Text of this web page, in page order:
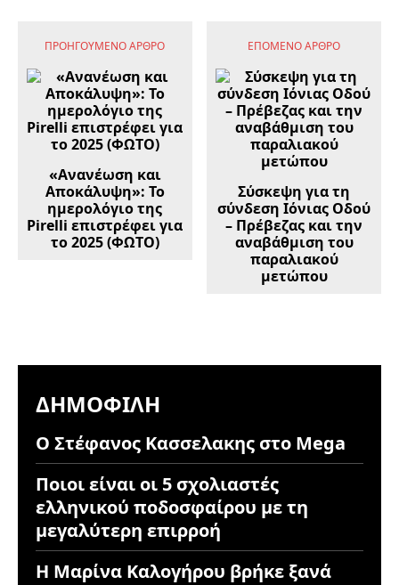
ΠΡΟΗΓΟΎΜΕΝΟ ΆΡΘΡΟ
«Ανανέωση και
Αποκάλυψη»: Το
ημερολόγιο της
Pirelli επιστρέφει για
το 2025 (ΦΩΤΟ)
ΕΠΌΜΕΝΟ ΆΡΘΡΟ
Σύσκεψη για τη
σύνδεση Ιόνιας Οδού
– Πρέβεζας και την
αναβάθμιση του
παραλιακού
μετώπου
ΔΗΜΟΦΙΛΉ
Ο Στέφανος Κασσελακης στο Mega
Ποιοι είναι οι 5 σχολιαστές
ελληνικού ποδοσφαίρου με τη
μεγαλύτερη επιρροή
Η Μαρίνα Καλογήρου βρήκε ξανά